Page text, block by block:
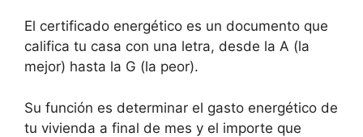
El certificado energético es un documento que
califica tu casa con una letra, desde la A (la
mejor) hasta la G (la peor).
Su función es determinar el gasto energético de
tu vivienda a final de mes y el importe que